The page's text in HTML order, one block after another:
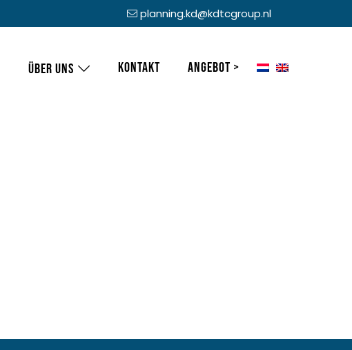
planning.kd@kdtcgroup.nl
Über uns Kontakt Angebot >